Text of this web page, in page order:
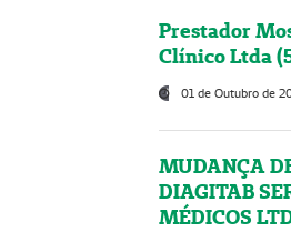
Prestador
Clínico Ltda
01 de Outubro de
MUDANÇA
DIAGITAB
MÉDICOS